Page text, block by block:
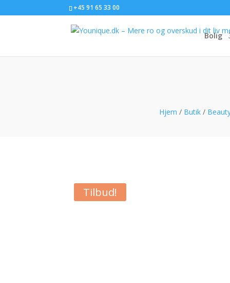
+45 91 65 33 00
Bolig
Hjem / Butik /
Tilbud!